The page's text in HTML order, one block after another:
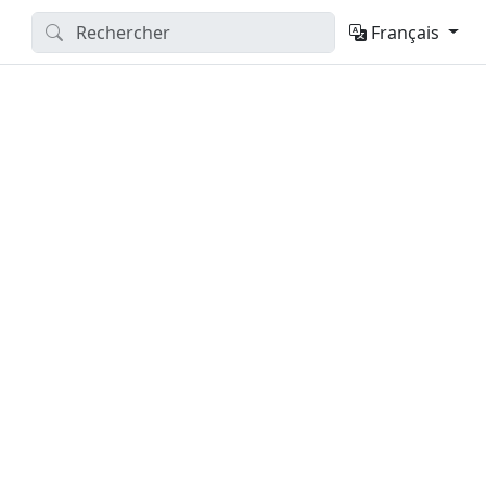
Français